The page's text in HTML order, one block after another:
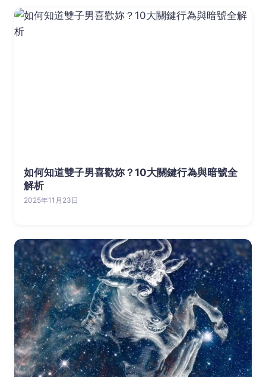
如何知道雙子男喜歡妳？10大關鍵行為與暗號全
解析
2025年11月23日